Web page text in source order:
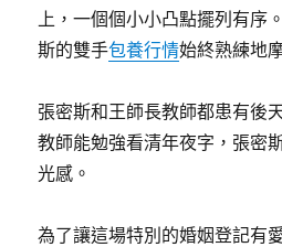
上，一個個小小凸點擺列有序
斯的雙手包養行情始終熟練地
張密斯和王師長教師都患有後
教師能勉強看清年夜字，張密
光感。
為了讓這場特別的婚姻登記有